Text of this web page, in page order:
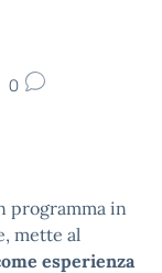
0
programma in
mette al
esperienza